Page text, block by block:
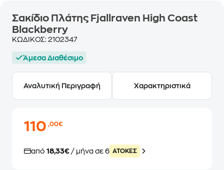
Σακίδιο Πλάτης Fjallraven High Coast
Blackberry
ΚΩΔΙΚΟΣ: 2102347
Άμεσα Διαθέσιμο
Αναλυτική Περιγραφή Χαρακτηριστικά
110,00€
από 18,33€ / μήνα σε 6 ATOKEΣ